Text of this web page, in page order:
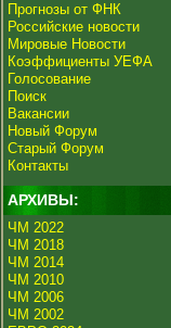
Прогнозы от ФНК
Российские новости
Мировые Новости
Коэффициенты УЕФА
Голосование
Поиск
Вакансии
Новый Форум
Старый Форум
Контакты
АРХИВЫ:
ЧМ 2022
ЧМ 2018
ЧМ 2014
ЧМ 2010
ЧМ 2006
ЧМ 2002